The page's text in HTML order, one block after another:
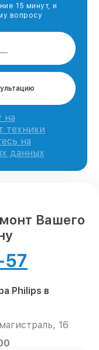
15 минут, и
вопросу
на
техники
на
данных
Вашего
Philips в
16